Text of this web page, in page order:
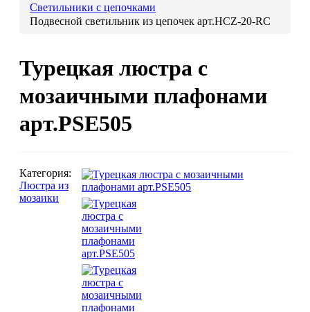
Бра
Марокканские
Марокканские светильники
Бра из мозаики
Бра со стеклом
Настольные лампы
Марокканские
Светильники с цепочками
Подвесной светильник из цепочек арт.HCZ-20-RC
Турецкая люстра с
мозаичными плафонами
арт.PSE505
Категория:
Люстра из
мозаики